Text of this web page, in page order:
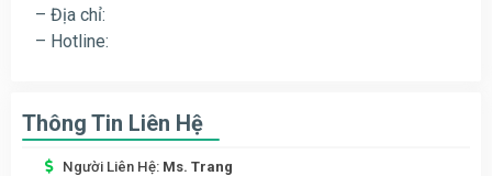
– Địa chỉ:
– Hotline:
Thông Tin Liên Hệ
Người Liên Hệ: Ms. Trang